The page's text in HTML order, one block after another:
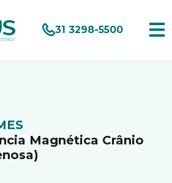
31 3298-5500
Magnética Crânio